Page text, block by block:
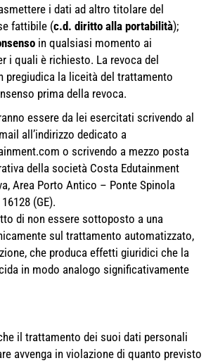
i dati ad altro titolare del
fattibile (c.d. diritto alla portabilità);
in qualsiasi momento ai
i quali è richiesto. La revoca del
pregiudica la liceità del trattamento
prima della revoca.
essere da lei esercitati scrivendo al
all’indirizzo dedicato a
o scrivendo a mezzo posta
della società Costa Edutainment
Area Porto Antico – Ponte Spinola
(GE).
di non essere sottoposto a una
sul trattamento automatizzato,
che produca effetti giuridici che la
in modo analogo significativamente
il trattamento dei suoi dati personali
avvenga in violazione di quanto previsto